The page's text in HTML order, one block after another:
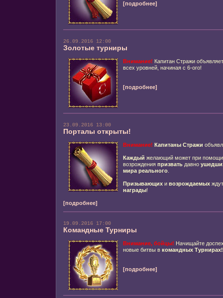
[подробнее]
26.09.2016 12:00
Золотые турниры
Внимание! Капитан Стражи
всех уровней, начиная с 6-ого!
[подробнее]
23.09.2016 13:00
Порталы открыты!
Внимание! Капитаны Стражи
Каждый желающий может при помощи
возрождения призватьдавно
мира реального.
Призывающихи возрождаемых
награды!
[подробнее]
19.09.2016 17:00
Командные Турниры
Внимание, бойцы! Начищайте
новые битвы в командных Турнирах!
[подробнее]